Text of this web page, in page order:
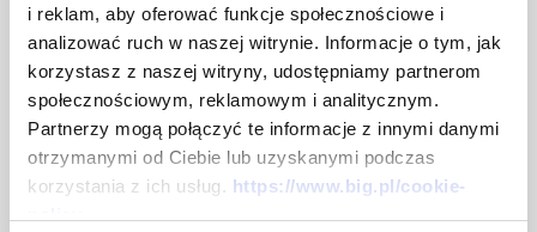
i reklam, aby oferować funkcje społecznościowe i
analizować ruch w naszej witrynie. Informacje o tym, jak
korzystasz z naszej witryny, udostępniamy partnerom
społecznościowym, reklamowym i analitycznym.
Partnerzy mogą połączyć te informacje z innymi danymi
otrzymanymi od Ciebie lub uzyskanymi podczas
korzystania z ich usług. https://www.big.pl/cookie-
Praca w BIG InfoMonitor
Dla prasy
Mapa strony
Centrum prasowe
Dokumenty